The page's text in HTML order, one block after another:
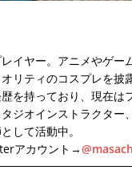
イヤー。アニメやゲー
リティのコスプレを披
を持っており、現在は
ジオインストラクター
して活動中。
アカウント→